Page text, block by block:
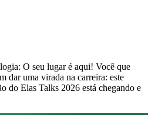
O seu lugar é aqui! Você que
dar uma virada na carreira: este
do Elas Talks 2026 está chegando e